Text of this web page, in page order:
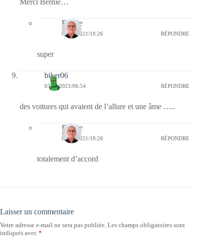
Bernie
07/09/2021/18:26 RÉPONDRE
super
biker06
03/09/2021/06:54 RÉPONDRE
des voitures qui avaient de l’allure et une âme …..
Bernie
07/09/2021/18:26 RÉPONDRE
totalement d’accord
Laisser un commentaire
Votre adresse e-mail ne sera pas publiée. Les champs obligatoires sont
indiqués avec *